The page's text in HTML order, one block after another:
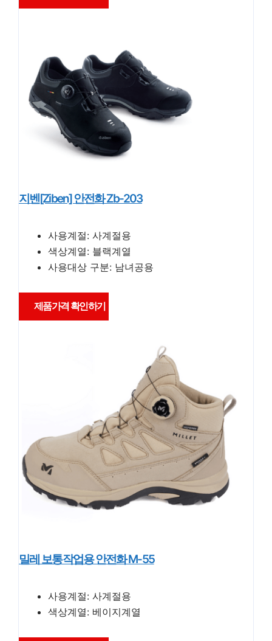
지벤[ziben] 안전화 Zb-203
사용계절: 사계절용
색상계열: 블랙계열
사용대상 구분: 남녀공용
제품가격 확인하기
밀레 보통작업용 안전화 M-55
사용계절: 사계절용
색상계열: 베이지계열